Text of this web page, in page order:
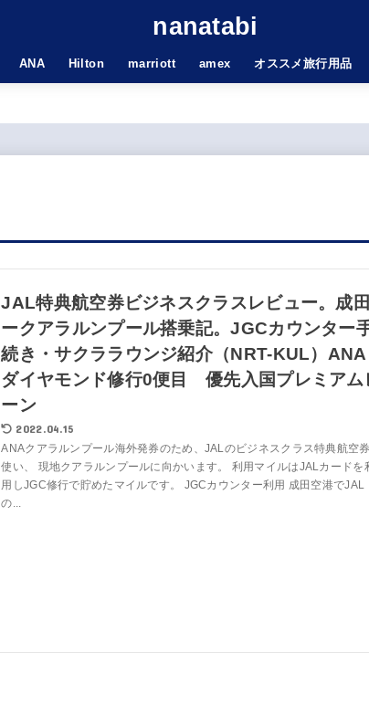
nanatabi
ANA Hilton marriott amex オススメ旅行用品
JAL特典航空券ビジネスクラスレビュー。成田
ークアラルンプール搭乗記。JGCカウンター
続き・サクララウンジ紹介（NRT-KUL）ANA
ダイヤモンド修行0便目 優先入国プレミアム
ーン
2022.04.15
ANAクアラルンプール海外発券のため、JALのビジネスクラス特典航空
使い、 現地クアラルンプールに向かいます。 利用マイルはJALカードを
用しJGC修行で貯めたマイルです。 JGCカウンター利用 成田空港でJAL
の...